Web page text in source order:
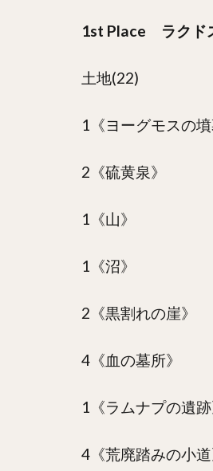
1st Place ラクド
土地(22)
1《ヨーグモスの
2《硫黄泉》
1《山》
1《沼》
2《黒割れの崖》
4《血の墓所》
1《ラムナプの遺跡
4《荒廃踏みの小道